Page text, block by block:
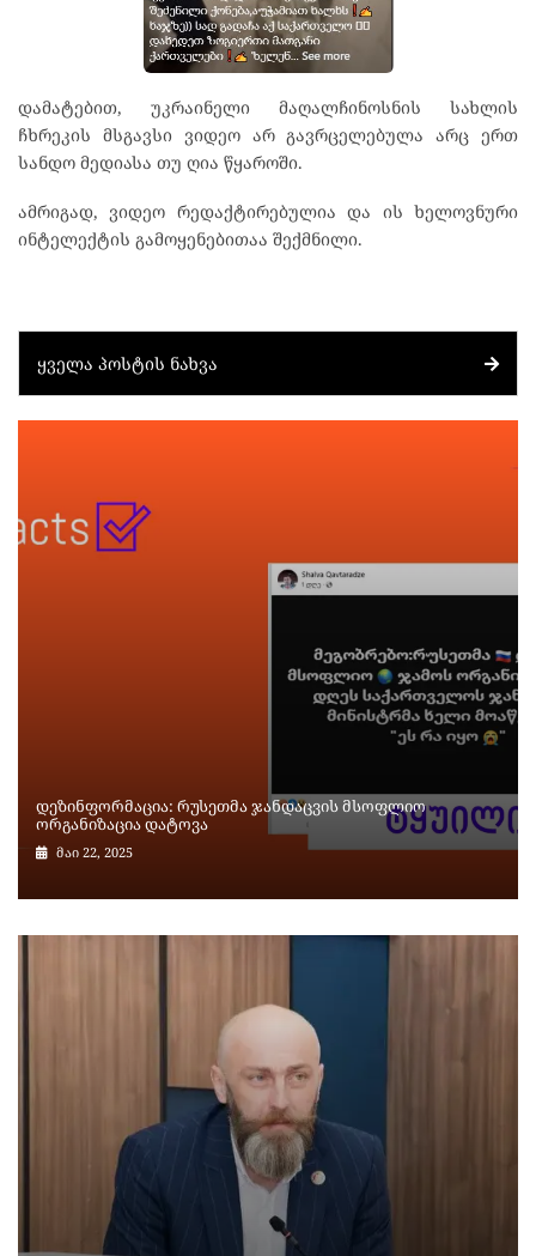
დამატებით, უკრაინელი მაღალჩინოსნის სახლის
ჩხრეკის მსგავსი ვიდეო არ გავრცელებულა არც ერთ
სანდო მედიასა თუ ღია წყაროში.
ამრიგად, ვიდეო რედაქტირებულია და ის ხელოვნური
ინტელექტის გამოყენებითაა შექმნილი.
ᲧᲕᲔᲚᲐ ᲞᲝᲡᲢᲘᲡ ᲜᲐᲮᲕᲐ
დეზინფორმაცია: რუსეთმა ჯანდაცვის მსოფლიო
ორგანიზაცია დატოვა
მაი 22, 2025